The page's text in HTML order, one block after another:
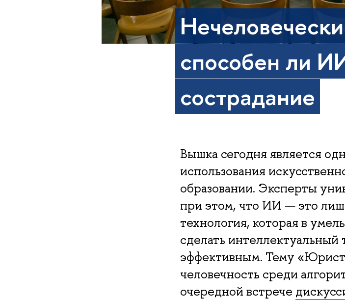
способен ли
сострадание
Вышка сегодня является
использования
образовании. Эксперты
при этом, что ИИ — это
технология, которая в
сделать интеллектуальный
эффективным. Тему
человечность среди
очередной встрече